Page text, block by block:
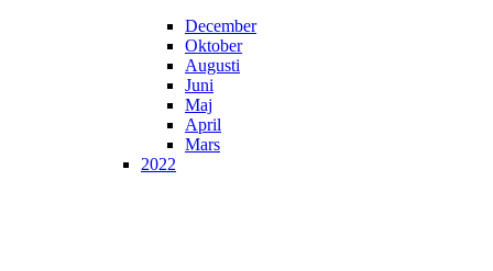
December
Oktober
Augusti
Juni
Maj
April
Mars
2022